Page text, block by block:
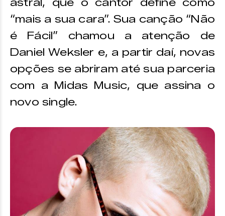
astral, que o cantor define como
“mais a sua cara”. Sua canção “Não
é Fácil” chamou a atenção de
Daniel Weksler e, a partir daí, novas
opções se abriram até sua parceria
com a Midas Music, que assina o
novo single.